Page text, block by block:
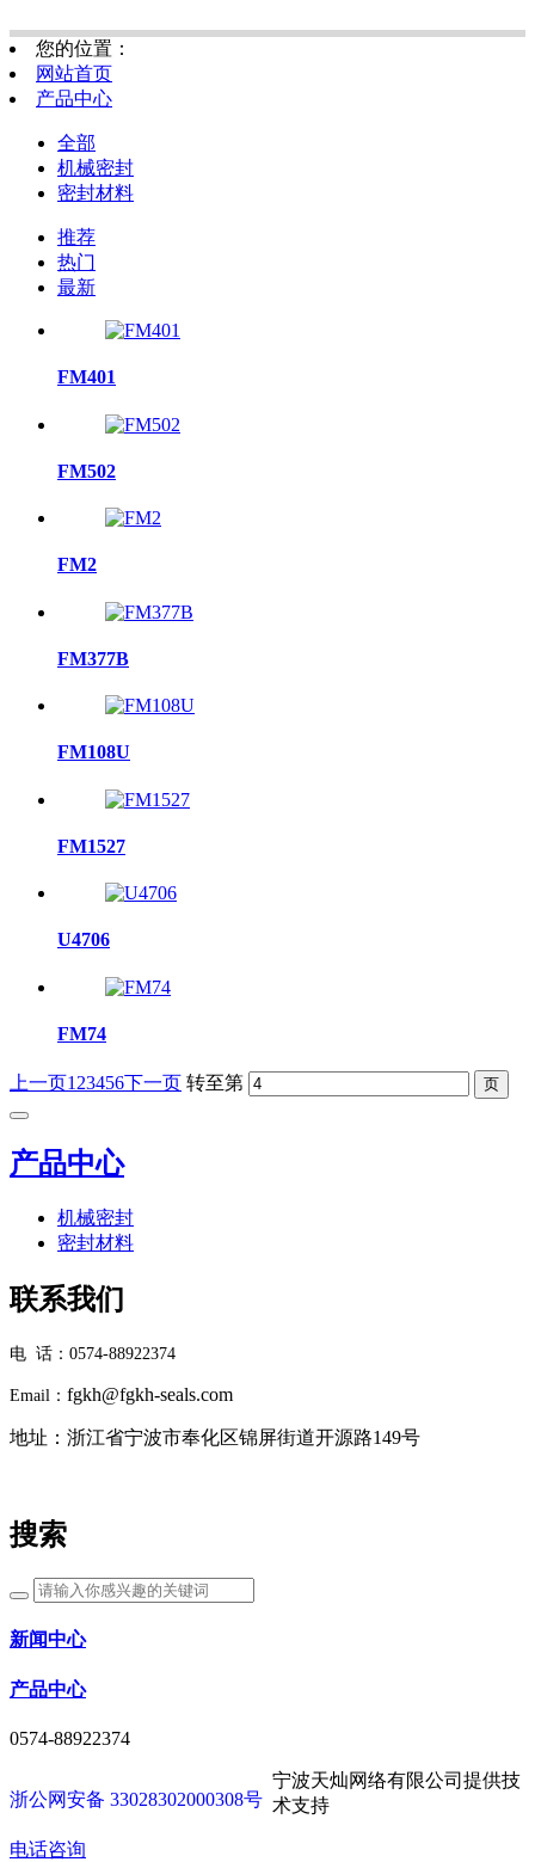
您的位置：
网站首页
产品中心
全部
机械密封
密封材料
推荐
热门
最新
FM401
FM502
FM2
FM377B
FM108U
FM1527
U4706
FM74
上一页1 23456下一页 转至第
产品中心
机械密封
密封材料
联系我们
电 话：0574-88922374
Email： fgkh@fgkh-seals.com
地址：浙江省宁波市奉化区锦屏街道开源路149号
搜索
新闻中心
产品中心
0574-88922374
浙公网安备 33028302000308号
宁波天灿网络有限公司提供技
术支持
电话咨询